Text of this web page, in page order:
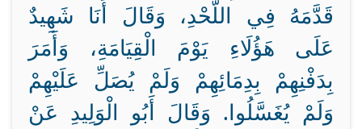
قَدَّمَهُ فِي اللَّحْدِ، وَقَالَ أَنَا شَهِيدٌ
عَلَى هَؤُلَاءِ يَوْمَ الْقِيَامَةِ، وَأَمَرَ
بِدَفْنِهِمْ بِدِمَائِهِمْ وَلَمْ يُصَلِّ عَلَيْهِمْ
وَلَمْ يُغَسَّلُوا. وَقَالَ أَبُو الْوَلِيدِ عَنْ